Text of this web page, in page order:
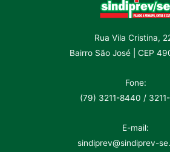
Rua Vila Cristina,
Bairro São José | CEP
Fone:
(79) 3211-8440 /
E-mail:
sindiprev@sindiprev-